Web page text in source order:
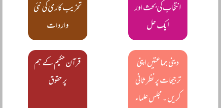
انتخاب کی بحث اور
ایک حل
تخریب کاری کی نئی
واردات
دینی جماعتیں اپنی
ترجیحات پر نظرثانی
کریں ۔ مجلس علماء
قرآن حکیم کے ہم
پر حقوق